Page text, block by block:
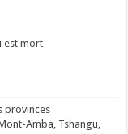
est mort
provinces
Amba, Tshangu,